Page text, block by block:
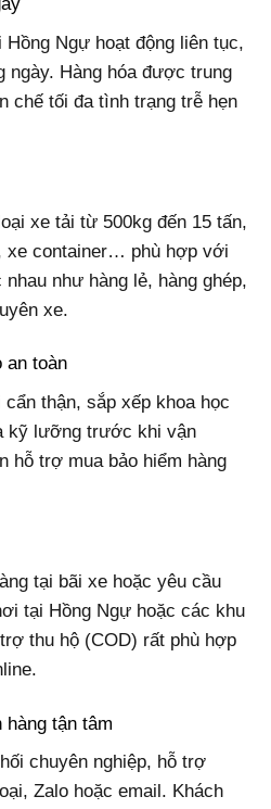
Ngự hoạt động liên tục,
ngày. Hàng hóa được trung
chế tối đa tình trạng trễ hẹn
xe tải từ 500kg đến 15 tấn,
xe container… phù hợp với
như hàng lẻ, hàng ghép,
xe.
an toàn
thận, sắp xếp khoa học
kỹ lưỡng trước khi vận
hỗ trợ mua bảo hiểm hàng
tại bãi xe hoặc yêu cầu
tại Hồng Ngự hoặc các khu
thu hộ (COD) rất phù hợp
tận tâm
chuyên nghiệp, hỗ trợ
Zalo hoặc email. Khách